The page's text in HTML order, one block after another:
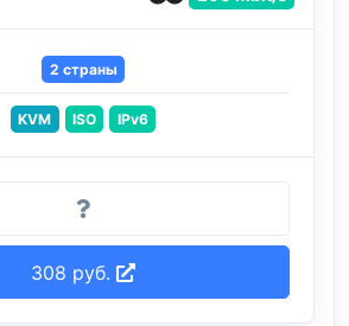
2 страны
KVM ISO IPv6
308 руб.